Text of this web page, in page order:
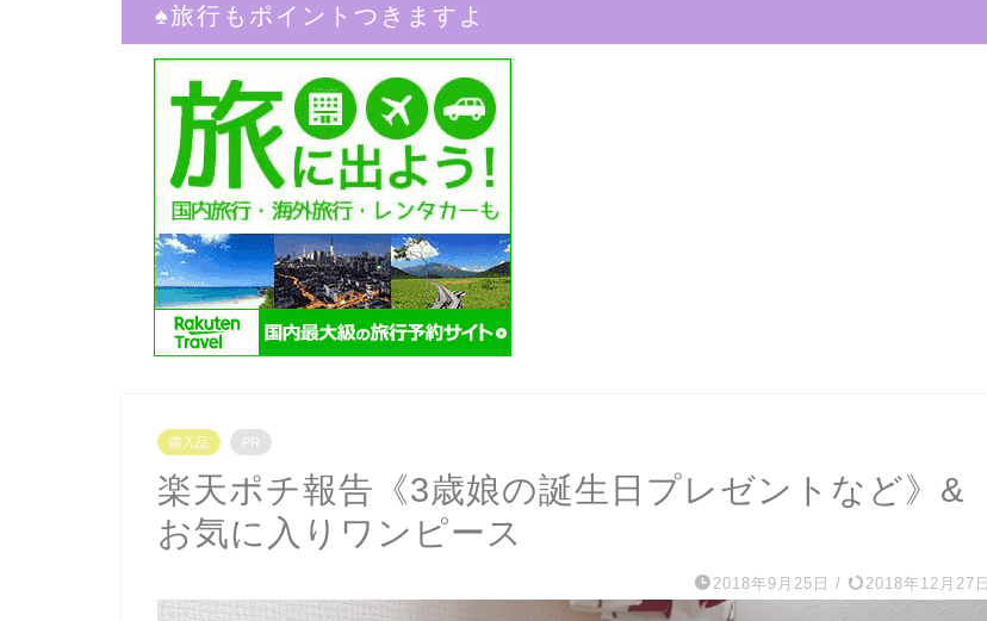
♠︎旅行もポイントつきますよ
購入品 PR
楽天ポチ報告《3歳娘の誕生日プレゼントなど》&
お気に入りワンピース
2018年9月25日 / 2018年12月27日